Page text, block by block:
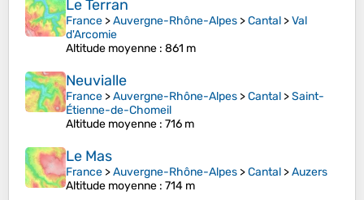
Le Terran
France >Auvergne-Rhône-Alpes >Cantal >Val
d'Arcomie
Altitude moyenne : 861 m
Neuvialle
France >Auvergne-Rhône-Alpes >Cantal >Saint-
Étienne-de-Chomeil
Altitude moyenne : 716 m
Le Mas
France >Auvergne-Rhône-Alpes >Cantal >Auzers
Altitude moyenne : 714 m